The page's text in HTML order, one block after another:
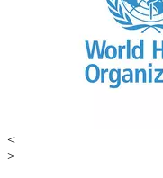
<
>